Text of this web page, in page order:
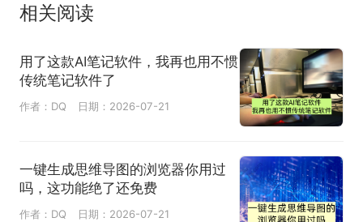
相关阅读
用了这款AI笔记软件，我再也用不惯
传统笔记软件了
作者：DQ 日期：2026-07-21
一键生成思维导图的浏览器你用过
吗，这功能绝了还免费
作者：DQ 日期：2026-07-21